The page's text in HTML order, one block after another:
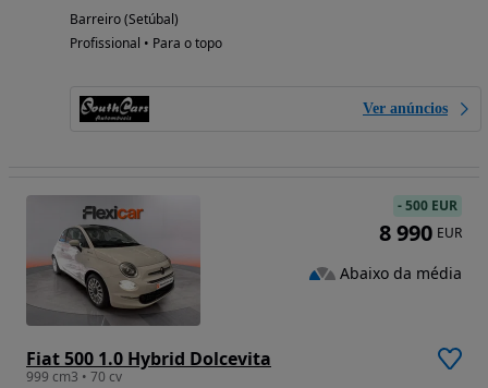
Barreiro (Setúbal)
Profissional • Para o topo
Ver anúncios
Fiat 500 1.0 Hybrid Dolcevita
999 cm3 • 70 cv
-500 EUR
8 990 EUR
Abaixo da média